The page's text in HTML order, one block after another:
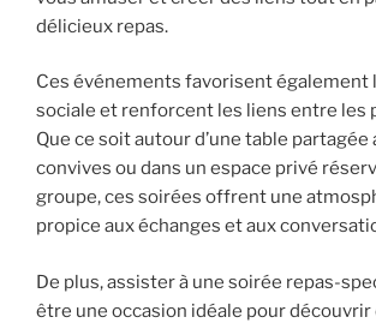
délicieux repas.
Ces événements favorisent également
sociale et renforcent les liens entre les
Que ce soit autour d’une table partagée
convives ou dans un espace privé
groupe, ces soirées offrent une
propice aux échanges et aux
De plus, assister à une soirée repas-
être une occasion idéale pour découvrir